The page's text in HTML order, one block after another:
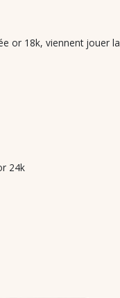
18k, viennent jouer
24k